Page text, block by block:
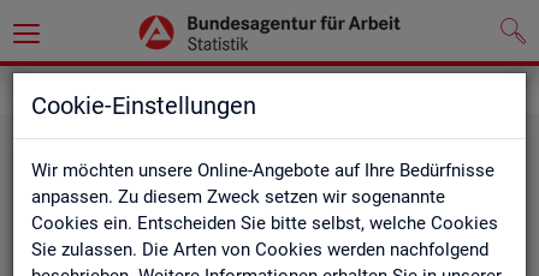
Cookie-Einstellungen
Wir möchten unsere Online-Angebote auf Ihre Bedürfnisse
anpassen. Zu diesem Zweck setzen wir sogenannte
Cookies ein. Entscheiden Sie bitte selbst, welche Cookies
Sie zulassen. Die Arten von Cookies werden nachfolgend